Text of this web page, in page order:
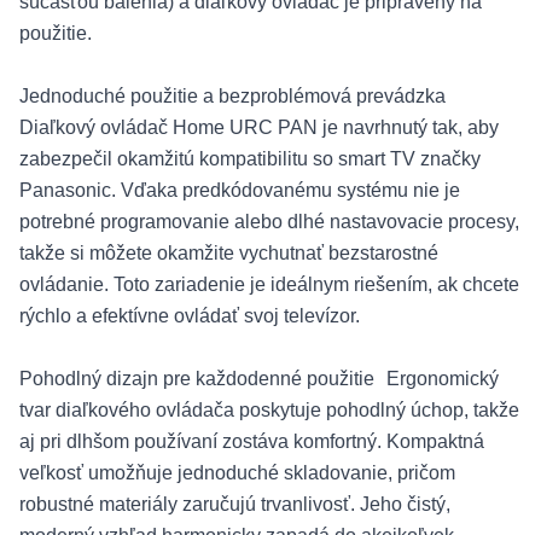
použitie.
Jednoduché použitie a bezproblémová prevádzka
Diaľkový ovládač Home URC PAN je navrhnutý tak, aby
zabezpečil okamžitú kompatibilitu so smart TV značky
Panasonic. Vďaka predkódovanému systému nie je
potrebné programovanie alebo dlhé nastavovacie procesy,
takže si môžete okamžite vychutnať bezstarostné
ovládanie. Toto zariadenie je ideálnym riešením, ak chcete
rýchlo a efektívne ovládať svoj televízor.
Pohodlný dizajn pre každodenné použitie Ergonomický
tvar diaľkového ovládača poskytuje pohodlný úchop, takže
aj pri dlhšom používaní zostáva komfortný. Kompaktná
veľkosť umožňuje jednoduché skladovanie, pričom
robustné materiály zaručujú trvanlivosť. Jeho čistý,